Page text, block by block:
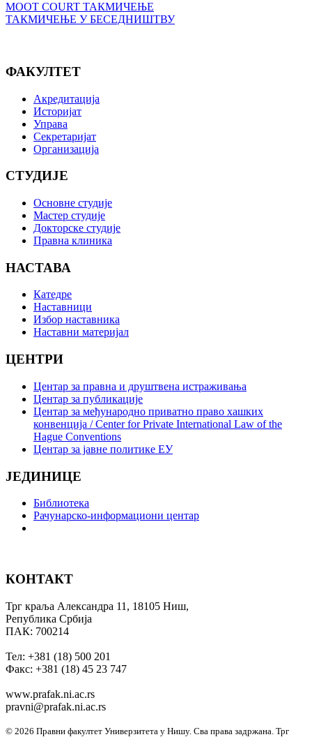
MOOT COURT ТАКМИЧЕЊЕ
ТАКМИЧЕЊЕ У БЕСЕДНИШТВУ
ФАКУЛТЕТ
Акредитација
Историјат
Управа
Секретаријат
Организација
СТУДИЈЕ
Основне студије
Мастер студије
Докторске студије
Правна клиника
НАСТАВА
Катедре
Наставници
Избор наставника
Наставни материјал
ЦЕНТРИ
Центар за правна и друштвена истраживања
Центар за публикације
Центар за међународно приватно право хашких
конвенција / Center for Private International Law of the
Hague Conventions
Центар за јавне политике ЕУ
ЈЕДИНИЦЕ
Библиотека
Рачунарско-информациони центар
КОНТАКТ
Трг краља Александра 11, 18105 Ниш,
Република Србија
ПАК: 700214
Тел: +381 (18) 500 201
Факс: +381 (18) 45 23 747
www.prafak.ni.ac.rs
pravni@prafak.ni.ac.rs
© 2026 Правни факултет Универзитета у Нишу. Сва права задржана. Трг